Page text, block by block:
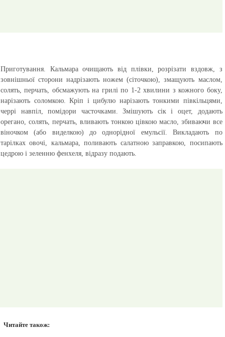
Приготування. Кальмара очищають від плівки, розрізати вздовж, з
зовнішньої сторони надрізають ножем (сіточкою), змащують маслом,
солять, перчать, обсмажують на грилі по 1-2 хвилини з кожного боку,
нарізають соломкою. Кріп і цибулю нарізають тонкими півкільцями,
черрі навпіл, помідори часточками. Змішують сік і оцет, додають
орегано, солять, перчать, вливають тонкою цівкою масло, збиваючи все
віночком (або виделкою) до однорідної емульсії. Викладають по
тарілках овочі, кальмара, поливають салатною заправкою, посипають
цедрою і зеленню фенхеля, відразу подають.
Читайте також: